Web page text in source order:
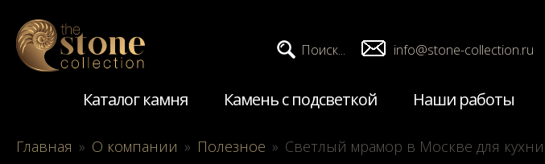
Поиск... info@stone-collection.ru
Каталог камня Камень с подсветкой Наши работы
Главная » О компании » Полезное » Светлый мрамор в Москве для